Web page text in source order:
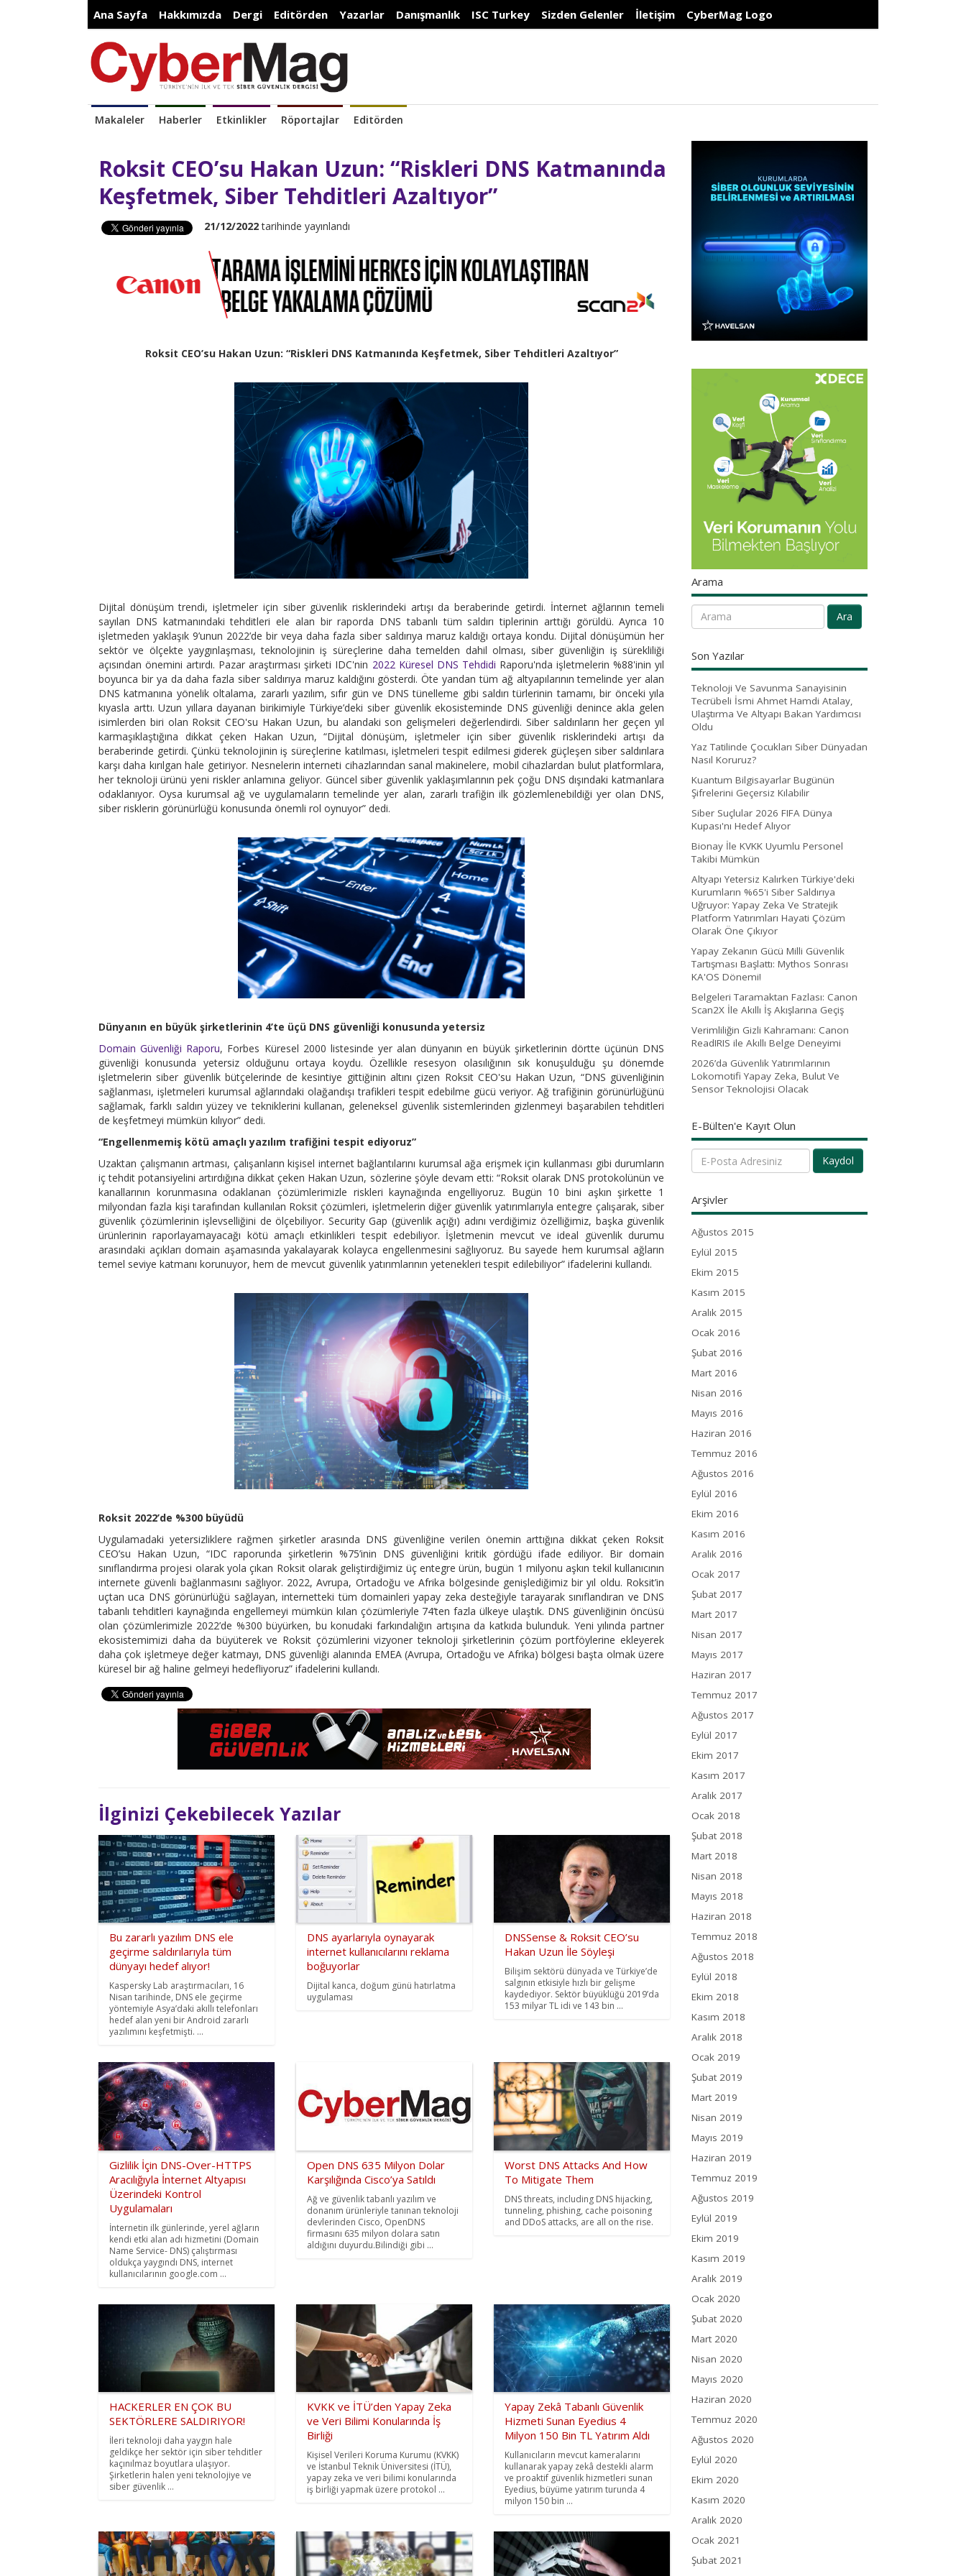
Ana Sayfa Hakkımızda Dergi Editörden Yazarlar Danışmanlık ISC Turkey Sizden Gelenler İletişim CyberMag Logo
Makaleler Haberler Etkinlikler Röportajlar Editörden
Roksit CEO’su Hakan Uzun: “Riskleri DNS Katmanında
Keşfetmek, Siber Tehditleri Azaltıyor”
21/12/2022tarihinde yayınlandı
Roksit CEO’su Hakan Uzun: “Riskleri DNS Katmanında Keşfetmek, Siber Tehditleri Azaltıyor”
Dijital dönüşüm trendi, işletmeler için siber güvenlik risklerindeki artışı da beraberinde getirdi. İnternet ağlarının temeli
sayılan DNS katmanındaki tehditleri ele alan bir raporda DNS tabanlı tüm saldırı tiplerinin arttığı görüldü. Ayrıca 10
işletmeden yaklaşık 9’unun 2022’de bir veya daha fazla siber saldırıya maruz kaldığı ortaya kondu. Dijital dönüşümün her
sektör ve ölçekte yaygınlaşması, teknolojinin iş süreçlerine daha temelden dahil olması, siber güvenliğin iş sürekliliği
açısından önemini artırdı. Pazar araştırması şirketi IDC'nin 2022 Küresel DNS Tehdidi Raporu'nda işletmelerin %88'inin yıl
boyunca bir ya da daha fazla siber saldırıya maruz kaldığını gösterdi. Öte yandan tüm ağ altyapılarının temelinde yer alan
DNS katmanına yönelik oltalama, zararlı yazılım, sıfır gün ve DNS tünelleme gibi saldırı türlerinin tamamı, bir önceki yıla
kıyasla arttı. Uzun yıllara dayanan birikimiyle Türkiye’deki siber güvenlik ekosisteminde DNS güvenliği denince akla gelen
isimlerden biri olan Roksit CEO'su Hakan Uzun, bu alandaki son gelişmeleri değerlendirdi. Siber saldırıların her geçen yıl
karmaşıklaştığına dikkat çeken Hakan Uzun, “Dijital dönüşüm, işletmeler için siber güvenlik risklerindeki artışı da
beraberinde getirdi. Çünkü teknolojinin iş süreçlerine katılması, işletmeleri tespit edilmesi giderek güçleşen siber saldırılara
karşı daha kırılgan hale getiriyor. Nesnelerin interneti cihazlarından sanal makinelere, mobil cihazlardan bulut platformlara,
her teknoloji ürünü yeni riskler anlamına geliyor. Güncel siber güvenlik yaklaşımlarının pek çoğu DNS dışındaki katmanlara
odaklanıyor. Oysa kurumsal ağ ve uygulamaların temelinde yer alan, zararlı trafiğin ilk gözlemlenebildiği yer olan DNS,
siber risklerin görünürlüğü konusunda önemli rol oynuyor” dedi.
Dünyanın en büyük şirketlerinin 4’te üçü DNS güvenliği konusunda yetersiz
Domain Güvenliği Raporu, Forbes Küresel 2000 listesinde yer alan dünyanın en büyük şirketlerinin dörtte üçünün DNS
güvenliği konusunda yetersiz olduğunu ortaya koydu. Özellikle resesyon olasılığının sık konuşulduğu şu dönemde
işletmelerin siber güvenlik bütçelerinde de kesintiye gittiğinin altını çizen Roksit CEO'su Hakan Uzun, “DNS güvenliğinin
sağlanması, işletmeleri kurumsal ağlarındaki olağandışı trafikleri tespit edebilme gücü veriyor. Ağ trafiğinin görünürlüğünü
sağlamak, farklı saldırı yüzey ve tekniklerini kullanan, geleneksel güvenlik sistemlerinden gizlenmeyi başarabilen tehditleri
de keşfetmeyi mümkün kılıyor” dedi.
“Engellenmemiş kötü amaçlı yazılım trafiğini tespit ediyoruz”
Uzaktan çalışmanın artması, çalışanların kişisel internet bağlantılarını kurumsal ağa erişmek için kullanması gibi durumların
iç tehdit potansiyelini artırdığına dikkat çeken Hakan Uzun, sözlerine şöyle devam etti: “Roksit olarak DNS protokolünün ve
kanallarının korunmasına odaklanan çözümlerimizle riskleri kaynağında engelliyoruz. Bugün 10 bini aşkın şirkette 1
milyondan fazla kişi tarafından kullanılan Roksit çözümleri, işletmelerin diğer güvenlik yatırımlarıyla entegre çalışarak, siber
güvenlik çözümlerinin işlevselliğini de ölçebiliyor. Security Gap (güvenlik açığı) adını verdiğimiz özelliğimiz, başka güvenlik
ürünlerinin raporlayamayacağı kötü amaçlı etkinlikleri tespit edebiliyor. İşletmenin mevcut ve ideal güvenlik durumu
arasındaki açıkları domain aşamasında yakalayarak kolayca engellenmesini sağlıyoruz. Bu sayede hem kurumsal ağların
temel seviye katmanı korunuyor, hem de mevcut güvenlik yatırımlarının yetenekleri tespit edilebiliyor” ifadelerini kullandı.
Roksit 2022’de %300 büyüdü
Uygulamadaki yetersizliklere rağmen şirketler arasında DNS güvenliğine verilen önemin arttığına dikkat çeken Roksit
CEO’su Hakan Uzun, “IDC raporunda şirketlerin %75’inin DNS güvenliğini kritik gördüğü ifade ediliyor. Bir domain
sınıflandırma projesi olarak yola çıkan Roksit olarak geliştirdiğimiz üç entegre ürün, bugün 1 milyonu aşkın tekil kullanıcının
internete güvenli bağlanmasını sağlıyor. 2022, Avrupa, Ortadoğu ve Afrika bölgesinde genişlediğimiz bir yıl oldu. Roksit’in
uçtan uca DNS görünürlüğü sağlayan, internetteki tüm domainleri yapay zeka desteğiyle tarayarak sınıflandıran ve DNS
tabanlı tehditleri kaynağında engellemeyi mümkün kılan çözümleriyle 74’ten fazla ülkeye ulaştık. DNS güvenliğinin öncüsü
olan çözümlerimizle 2022’de %300 büyürken, bu konudaki farkındalığın artışına da katkıda bulunduk. Yeni yılında partner
ekosistemimizi daha da büyüterek ve Roksit çözümlerini vizyoner teknoloji şirketlerinin çözüm portföylerine ekleyerek
daha çok işletmeye değer katmayı, DNS güvenliği alanında EMEA (Avrupa, Ortadoğu ve Afrika) bölgesi başta olmak üzere
küresel bir ağ haline gelmeyi hedefliyoruz” ifadelerini kullandı.
İlginizi Çekebilecek Yazılar
Bu zararlı yazılım DNS ele
geçirme saldırılarıyla tüm
dünyayı hedef alıyor!
Kaspersky Lab araştırmacıları, 16
Nisan tarihinde, DNS ele geçirme
yöntemiyle Asya’daki akıllı telefonları
hedef alan yeni bir Android zararlı
yazılımını keşfetmişti. ...
DNS ayarlarıyla oynayarak
internet kullanıcılarını reklama
boğuyorlar
Dijital kanca, doğum günü hatırlatma
uygulaması
DNSSense & Roksit CEO’su
Hakan Uzun İle Söyleşi
Bilişim sektörü dünyada ve Türkiye’de
salgının etkisiyle hızlı bir gelişme
kaydediyor. Sektör büyüklüğü 2019’da
153 milyar TL idi ve 143 bin ...
Gizlilik İçin DNS-Over-HTTPS
Aracılığıyla İnternet Altyapısı
Üzerindeki Kontrol
Uygulamaları
İnternetin ilk günlerinde, yerel ağların
kendi etki alan adı hizmetini (Domain
Name Service- DNS) çalıştırması
oldukça yaygındı DNS, internet
kullanıcılarının google.com ...
Open DNS 635 Milyon Dolar
Karşılığında Cisco’ya Satıldı
Ağ ve güvenlik tabanlı yazılım ve
donanım ürünleriyle tanınan teknoloji
devlerinden Cisco, OpenDNS
firmasını 635 milyon dolara satın
aldığını duyurdu.Bilindiği gibi ...
Worst DNS Attacks And How
To Mitigate Them
DNS threats, including DNS hijacking,
tunneling, phishing, cache poisoning
and DDoS attacks, are all on the rise.
HACKERLER EN ÇOK BU
SEKTÖRLERE SALDIRIYOR!
İleri teknoloji daha yaygın hale
geldikçe her sektör için siber tehditler
kaçınılmaz boyutlara ulaşıyor.
Şirketlerin halen yeni teknolojiye ve
siber güvenlik ...
KVKK ve İTÜ’den Yapay Zeka
ve Veri Bilimi Konularında İş
Birliği
Kişisel Verileri Koruma Kurumu (KVKK)
ve İstanbul Teknik Üniversitesi (İTÜ),
yapay zeka ve veri bilimi konularında
iş birliği yapmak üzere protokol ...
Yapay Zekâ Tabanlı Güvenlik
Hizmeti Sunan Eyedius 4
Milyon 150 Bin TL Yatırım Aldı
Kullanıcıların mevcut kameralarını
kullanarak yapay zekâ destekli alarm
ve proaktif güvenlik hizmetleri sunan
Eyedius, büyüme yatırım turunda 4
milyon 150 bin ...
Arama
Ara
Son Yazılar
Teknoloji Ve Savunma Sanayisinin
Tecrübeli İsmi Ahmet Hamdi Atalay,
Ulaştırma Ve Altyapı Bakan Yardımcısı
Oldu
Yaz Tatilinde Çocukları Siber Dünyadan
Nasıl Koruruz?
Kuantum Bilgisayarlar Bugünün
Şifrelerini Geçersiz Kılabilir
Siber Suçlular 2026 FIFA Dünya
Kupası'nı Hedef Alıyor
Bionay İle KVKK Uyumlu Personel
Takibi Mümkün
Altyapı Yetersiz Kalırken Türkiye'deki
Kurumların %65'i Siber Saldırıya
Uğruyor: Yapay Zeka Ve Stratejik
Platform Yatırımları Hayati Çözüm
Olarak Öne Çıkıyor
Yapay Zekanın Gücü Milli Güvenlik
Tartışması Başlattı: Mythos Sonrası
KA'OS Dönemi!
Belgeleri Taramaktan Fazlası: Canon
Scan2X İle Akıllı İş Akışlarına Geçiş
Verimliliğin Gizli Kahramanı: Canon
ReadIRIS ile Akıllı Belge Deneyimi
2026’da Güvenlik Yatırımlarının
Lokomotifi Yapay Zeka, Bulut Ve
Sensor Teknolojisi Olacak
E-Bülten'e Kayıt Olun
Kaydol
Arşivler
Ağustos 2015
Eylül 2015
Ekim 2015
Kasım 2015
Aralık 2015
Ocak 2016
Şubat 2016
Mart 2016
Nisan 2016
Mayıs 2016
Haziran 2016
Temmuz 2016
Ağustos 2016
Eylül 2016
Ekim 2016
Kasım 2016
Aralık 2016
Ocak 2017
Şubat 2017
Mart 2017
Nisan 2017
Mayıs 2017
Haziran 2017
Temmuz 2017
Ağustos 2017
Eylül 2017
Ekim 2017
Kasım 2017
Aralık 2017
Ocak 2018
Şubat 2018
Mart 2018
Nisan 2018
Mayıs 2018
Haziran 2018
Temmuz 2018
Ağustos 2018
Eylül 2018
Ekim 2018
Kasım 2018
Aralık 2018
Ocak 2019
Şubat 2019
Mart 2019
Nisan 2019
Mayıs 2019
Haziran 2019
Temmuz 2019
Ağustos 2019
Eylül 2019
Ekim 2019
Kasım 2019
Aralık 2019
Ocak 2020
Şubat 2020
Mart 2020
Nisan 2020
Mayıs 2020
Haziran 2020
Temmuz 2020
Ağustos 2020
Eylül 2020
Ekim 2020
Kasım 2020
Aralık 2020
Ocak 2021
Şubat 2021